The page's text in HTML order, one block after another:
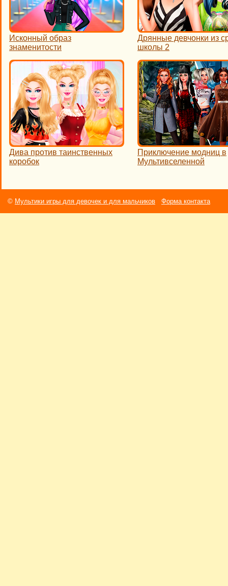
Исконный образ
знаменитости
Дрянные девчонки из
школы 2
Дива против таинственных
коробок
Приключение модниц в
Мультивселенной
© Мультики игры для девочек и для мальчиков Форма контакта